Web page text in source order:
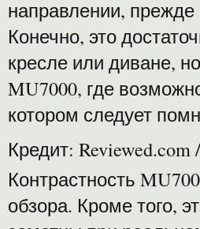
направлении,
Конечно, это
кресле или диване,
MU7000, где
котором следует
Кредит:
Контрастность
обзора. Кроме того,